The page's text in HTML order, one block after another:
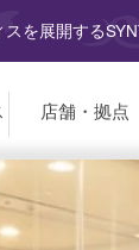
を展開する
店舗・拠点